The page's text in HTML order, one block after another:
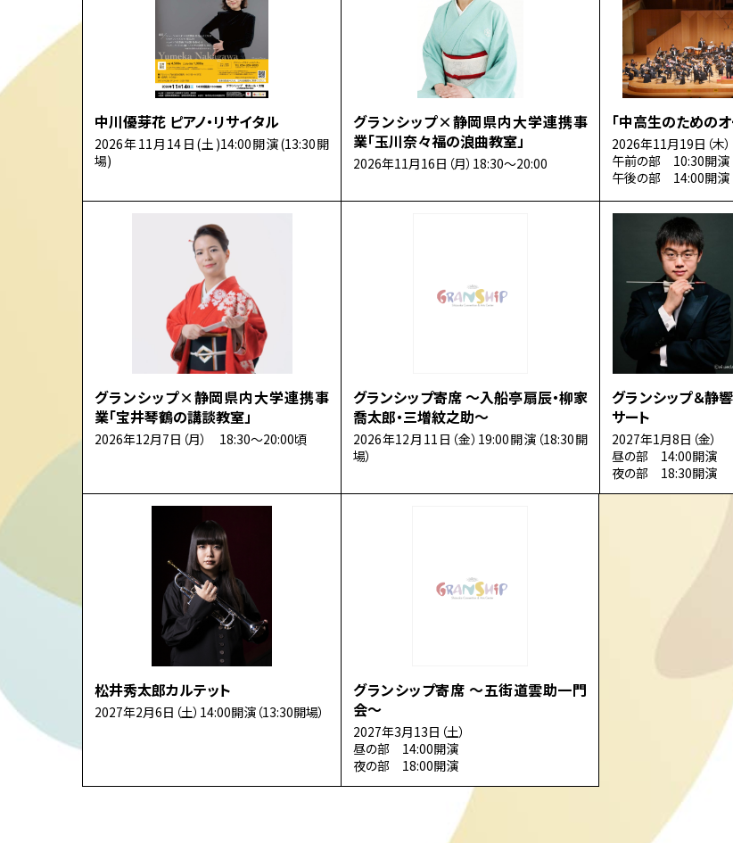
中川優芽花 ピアノ・リサイタル
2026年11月14日(土)14:00開演(13:30開
場)
グランシップ×静岡県内大学連携事
業「玉川奈々福の浪曲教室」
2026年11月16日（月）18:30～20:00
「中高生のためのオ
2026年11月19日（木）
午前の部 10:30開演
午後の部 14:00開演
グランシップ×静岡県内大学連携事
業「宝井琴鶴の講談教室」
2026年12月7日（月） 18:30～20:00頃
グランシップ寄席 ～入船亭扇辰・柳家
喬太郎・三増紋之助～
2026年12月11日（金）19:00開演（18:30開
場）
グランシップ＆静
サート
2027年1月8日（金）
昼の部 14:00開演
夜の部 18:30開演
松井秀太郎カルテット
2027年2月6日（土）14:00開演（13:30開場）
グランシップ寄席 ～五街道雲助一門
会～
2027年3月13日（土）
昼の部 14:00開演
夜の部 18:00開演